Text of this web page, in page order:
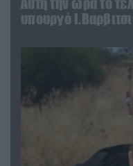
Αυτή την ώρα το
υπουργό